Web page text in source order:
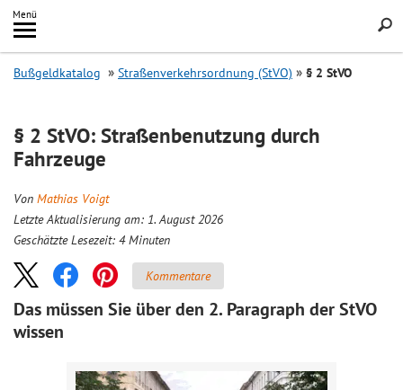
Inhalt
springen
Menü
Search
Bußgeldkatalog Straßenverkehrsordnung (StVO) § 2 StVO
§ 2 StVO: Straßenbenutzung durch
Fahrzeuge
Von Mathias Voigt
Letzte Aktualisierung am: 1. August 2026
Geschätzte Lesezeit: 4 Minuten
Kommentare
Das müssen Sie über den 2. Paragraph der StVO
wissen